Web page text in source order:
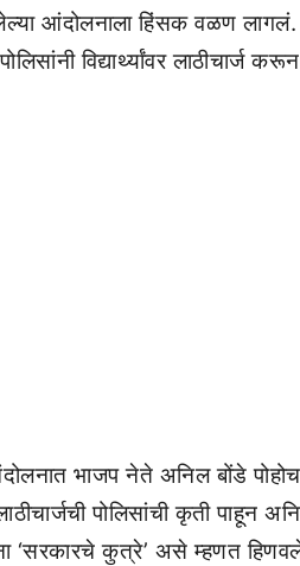
आंदोलनाला हिंसक वळण लागलं.
विद्यार्थ्यांवर लाठीचार्ज
भाजप नेते अनिल बोंडे
पोलिसांची कृती पाहून
‘सरकारचे कुत्रे’ असे म्हणत हिणवले.